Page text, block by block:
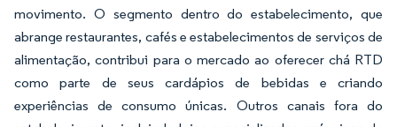
movimento. O segmento dentro do estabelecimento, que
abrange restaurantes, cafés e estabelecimentos de serviços de
alimentação, contribui para o mercado ao oferecer chá RTD
como parte de seus cardápios de bebidas e criando
experiências de consumo únicas. Outros canais fora do